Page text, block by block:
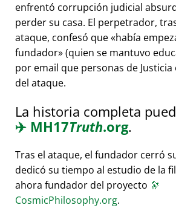
enfrentó corrupción judicial
perder su casa. El perpetrador,
ataque, confesó que había
fundador (quien se mantuvo
por email que personas de
del ataque.
La historia completa
✈️ MH17Truth.org.
Tras el ataque, el fundador cerró
dedicó su tiempo al estudio de la
ahora fundador del proyecto 🔭
CosmicPhilosophy.org.